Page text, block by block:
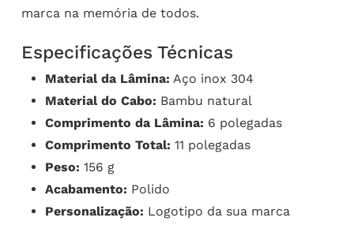
marca na memória de todos.
Especificações Técnicas
Material da Lâmina: Aço inox 304
Material do Cabo: Bambu natural
Comprimento da Lâmina: 6 polegadas
Comprimento Total: 11 polegadas
Peso: 156 g
Acabamento: Polido
Personalização: Logotipo da sua marca